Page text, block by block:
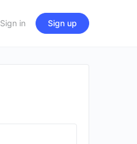
Sign in Sign up